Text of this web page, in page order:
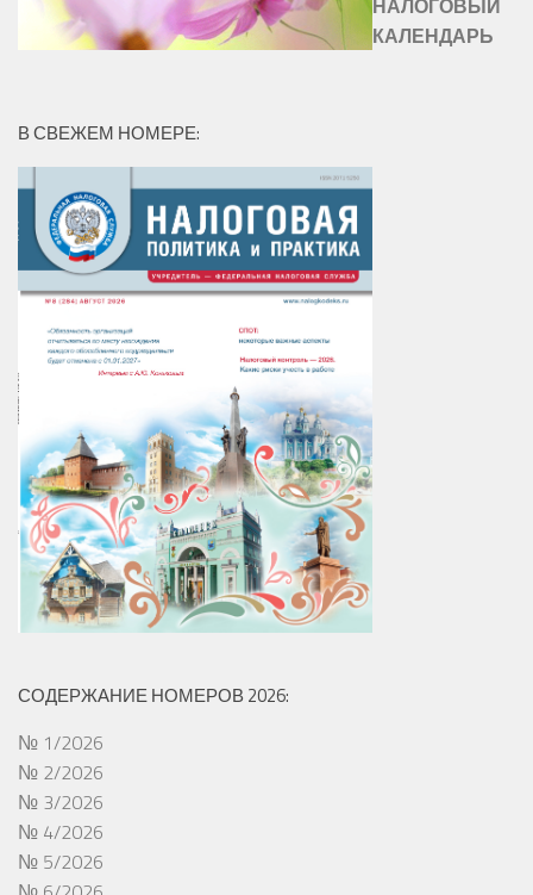
НАЛОГОВЫЙ
КАЛЕНДАРЬ
В СВЕЖЕМ НОМЕРЕ:
СОДЕРЖАНИЕ НОМЕРОВ 2026:
№ 1/2026
№ 2/2026
№ 3/2026
№ 4/2026
№ 5/2026